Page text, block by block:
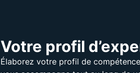
Votre profil
Élaborez votre profil de